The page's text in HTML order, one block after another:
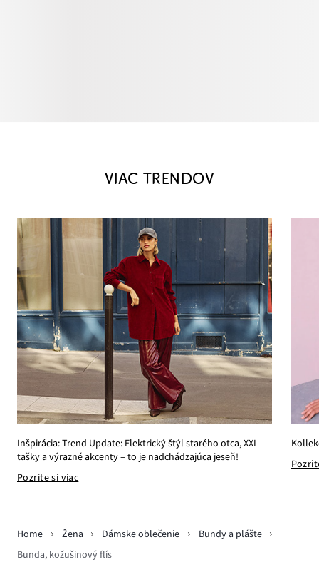
VIAC TRENDOV
Inšpirácia: Trend Update: Elektrický štýl starého otca, XXL
tašky a výrazné akcenty – to je nadchádzajúca jeseň!
Pozrite si viac
Home Žena Dámske oblečenie
Bundy a plášte
Bunda, kožušinový flís